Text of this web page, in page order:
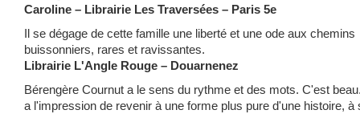
Caroline – Librairie Les Traversées – Paris 5e
Il se dégage de cette famille une liberté et une ode aux chemins
buissonniers, rares et ravissantes.
Librairie L'Angle Rouge – Douarnenez
Bérengère Cournut a le sens du rythme et des mots. C'est
a l'impression de revenir à une forme plus pure d'une histoire, à